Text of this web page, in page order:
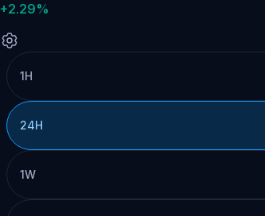
+2.29%
1H
24H
1W